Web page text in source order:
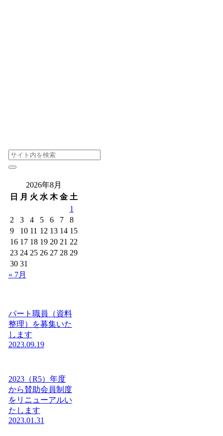
2026年8月
日
月 火 水 木 金 土
1
2
3 4 5 6 7
8
9
10 11 12 13 14 15
16 17 18 19 20 21 22
23 24 25 26 27 28 29
30 31
« 7月
パート職員（資料
整理）を募集いた
します
2023.09.19
2023（R5）年度
から賛助会員制度
をリニューアルい
たします
2023.01.31